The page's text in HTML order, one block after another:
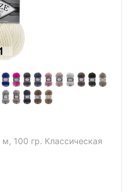
100 гр. Классическая